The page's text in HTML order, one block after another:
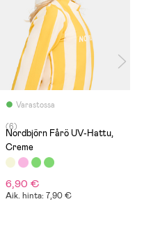
Varastossa
(6)
Nordbjörn Fårö UV-Hattu,
Creme
6,90 €
Aik. hinta: 7,90 €